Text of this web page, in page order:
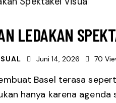
LEDAKAN
Juni 14, 2026 70
Basel terasa
hanya karena